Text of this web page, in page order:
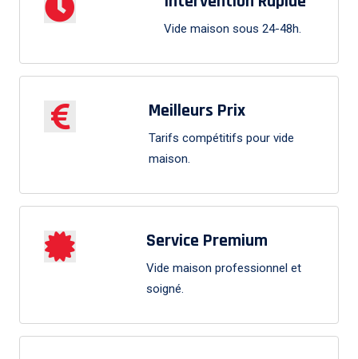
Vide maison sous 24-48h.
Meilleurs Prix
Tarifs compétitifs pour vide
maison.
Service Premium
Vide maison professionnel et
soigné.